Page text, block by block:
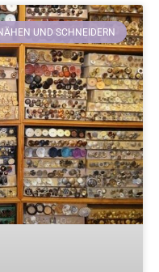
UND SCHNEIDERN